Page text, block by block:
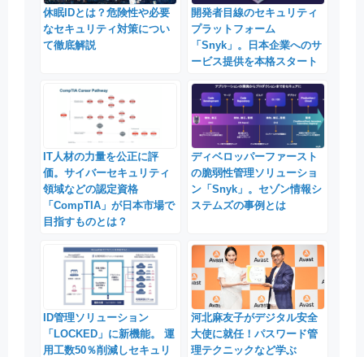
休眠IDとは？危険性や必要
なセキュリティ対策につい
て徹底解説
開発者目線のセキュリティ
プラットフォーム
「Snyk」。日本企業へのサ
ービス提供を本格スタート
IT人材の力量を公正に評
価。サイバーセキュリティ
領域などの認定資格
「CompTIA」が日本市場で
目指すものとは？
ディベロッパーファースト
の脆弱性管理ソリューショ
ン「Snyk」。セゾン情報シ
ステムズの事例とは
ID管理ソリューション
「LOCKED」に新機能。 運
用工数50％削減しセキュリ
河北麻友子がデジタル安全
大使に就任！パスワード管
理テクニックなど学ぶ